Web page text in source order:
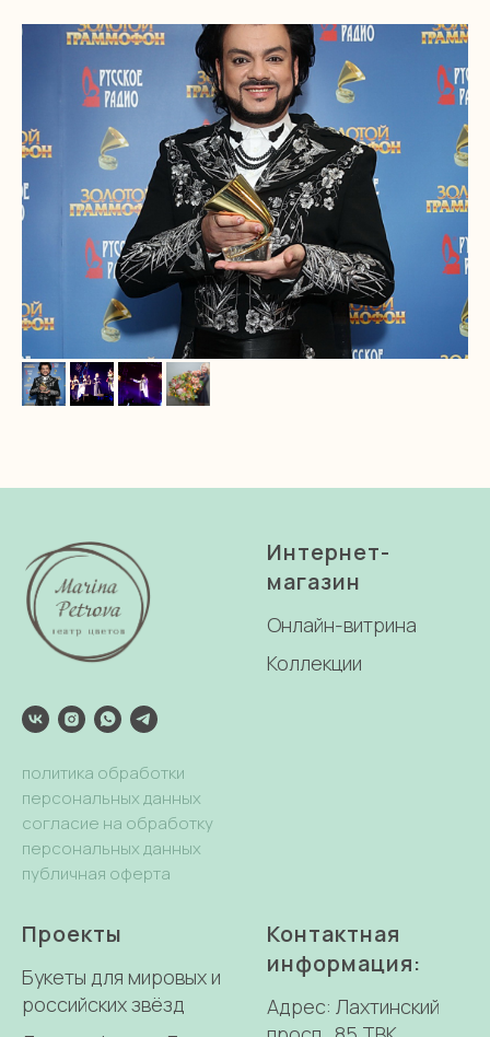
политика обработки
персональных данных
согласие на обработку
персональных данных
публичная оферта
Интернет-
магазин
Онлайн-витрина
Коллекции
Проекты
Букеты для мировых и
российских звёзд
Контактная
информация:
Адрес: Лахтинский